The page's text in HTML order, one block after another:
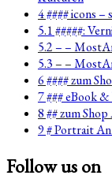
4 #### icons –
5.1 #####:
5.2 – –
5.3 – –
6 #### zum
7 ### eBook
8 ## zum
9 # Portrait
Follow us on